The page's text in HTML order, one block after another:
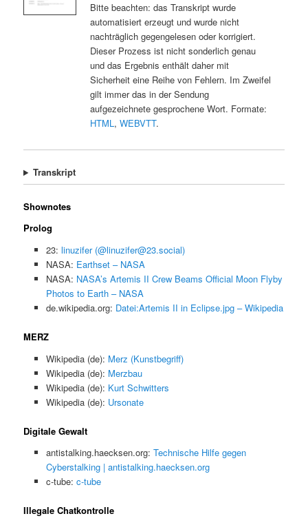
Bitte beachten: das Transkript wurde
automatisiert erzeugt und wurde nicht
nachträglich gegengelesen oder korrigiert.
Dieser Prozess ist nicht sonderlich genau
und das Ergebnis enthält daher mit
Sicherheit eine Reihe von Fehlern. Im Zweifel
gilt immer das in der Sendung
aufgezeichnete gesprochene Wort. Formate:
HTML, WEBVTT.
Transkript
Shownotes
Prolog
23: linuzifer (@linuzifer@23.social)
NASA: Earthset – NASA
NASA: NASA’s Artemis II Crew Beams Official Moon Flyby
Photos to Earth – NASA
de.wikipedia.org: Datei:Artemis II in Eclipse.jpg – Wikipedia
MERZ
Wikipedia (de): Merz (Kunstbegriff)
Wikipedia (de): Merzbau
Wikipedia (de): Kurt Schwitters
Wikipedia (de): Ursonate
Digitale Gewalt
antistalking.haecksen.org: Technische Hilfe gegen
Cyberstalking | antistalking.haecksen.org
c-tube: c-tube
Illegale Chatkontrolle